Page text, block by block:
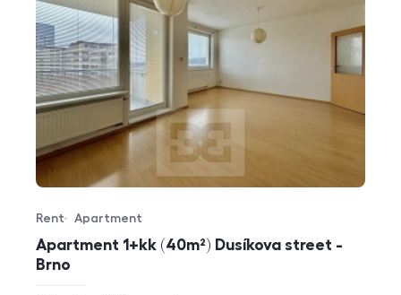
Apartment 1+kk (40m²) Dusíkova street -
Brno
Offer type
Rent
Property type
Apartment